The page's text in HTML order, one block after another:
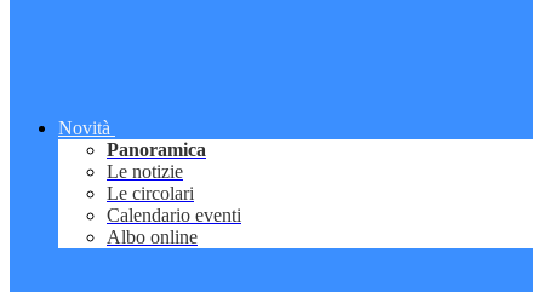
Novità
Panoramica
Le notizie
Le circolari
Calendario eventi
Albo online